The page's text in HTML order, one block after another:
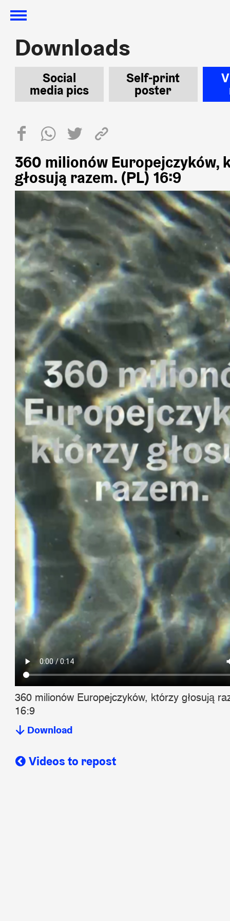
Downloads
Downloads
Social
media pics
Self-print
poster
360 milionów Europejczyków,
głosują razem. (PL) 16:9
360 milionów Europejczyków, którzy głosują
16:9
Download
Videos to repost